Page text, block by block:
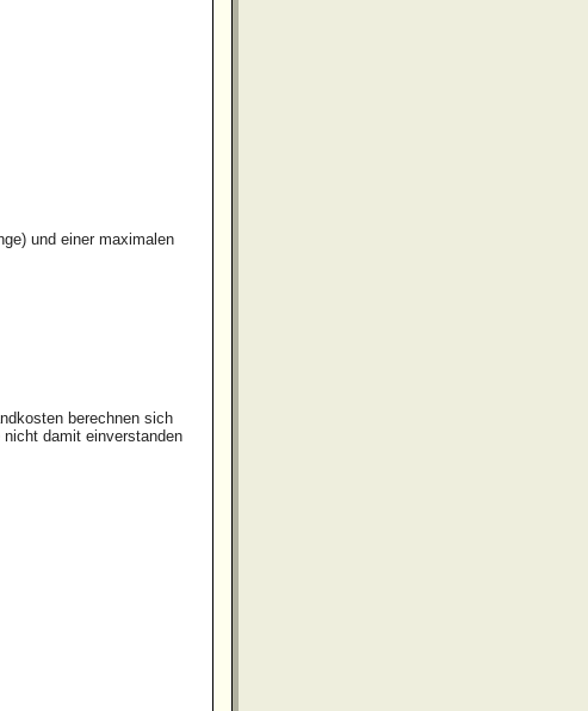
und einer maximalen
berechnen sich
damit einverstanden